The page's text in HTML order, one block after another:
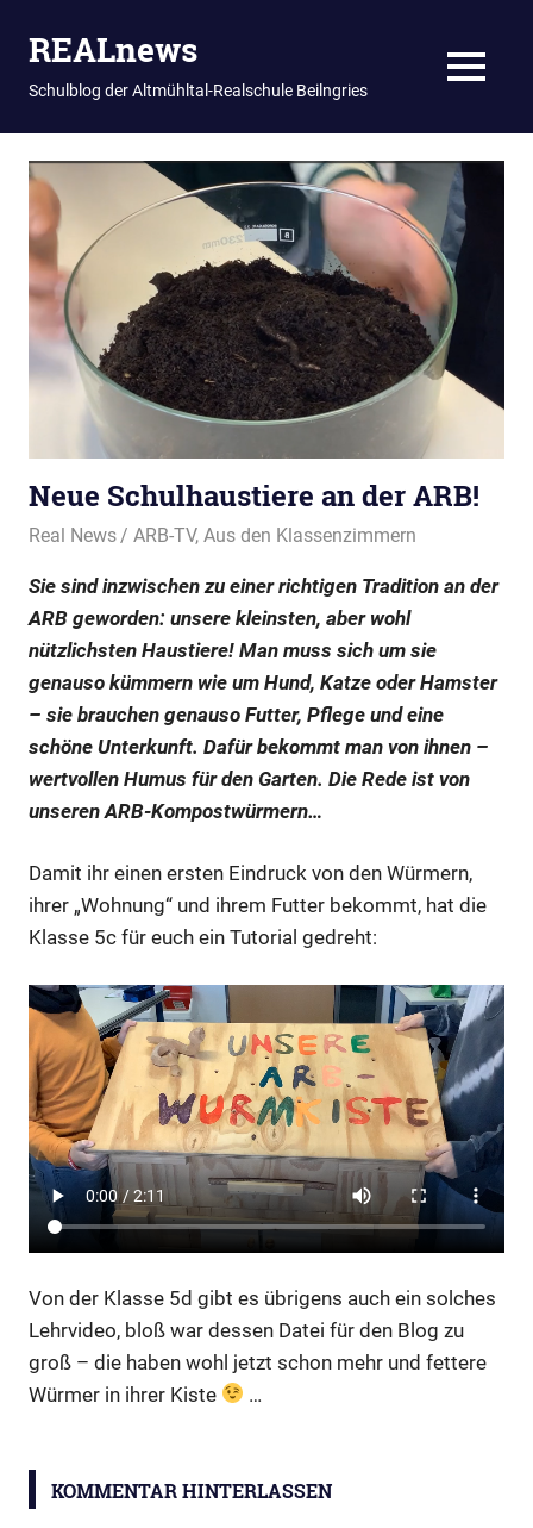
Inhalt
springen
REALnews
Schulblog der Altmühltal-Realschule Beilngries MENU
Neue Schulhaustiere an der ARB!
24. November 2024
Real News ARB-TV,Aus den Klassenzimmern
Sie sind inzwischen zu einer richtigen Tradition an der
ARB geworden: unsere kleinsten, aber wohl
nützlichsten Haustiere! Man muss sich um sie
genauso kümmern wie um Hund, Katze oder Hamster
– sie brauchen genauso Futter, Pflege und eine
schöne Unterkunft. Dafür bekommt man von ihnen –
wertvollen Humus für den Garten. Die Rede ist von
unseren ARB-Kompostwürmern…
Damit ihr einen ersten Eindruck von den Würmern,
ihrer „Wohnung“ und ihrem Futter bekommt, hat die
Klasse 5c für euch ein Tutorial gedreht:
Von der Klasse 5d gibt es übrigens auch ein solches
Lehrvideo, bloß war dessen Datei für den Blog zu
groß – die haben wohl jetzt schon mehr und fettere
Würmer in ihrer Kiste
…
Wurmkiste
KOMMENTAR HINTERLASSEN